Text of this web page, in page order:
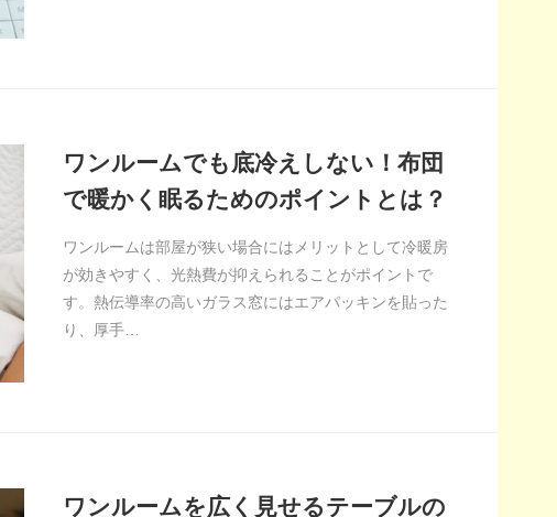
ワンルームでも底冷えしない！布団
で暖かく眠るためのポイントとは？
ワンルームは部屋が狭い場合にはメリットとして冷暖房
が効きやすく、光熱費が抑えられることがポイントで
す。熱伝導率の高いガラス窓にはエアパッキンを貼った
り、厚手…
ワンルームを広く見せるテーブルの